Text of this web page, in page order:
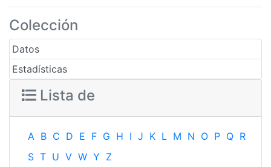
Colección
Datos
Estadísticas
Lista de
A B C D E F G H I J K L M N O P Q R
S T U V W Y Z